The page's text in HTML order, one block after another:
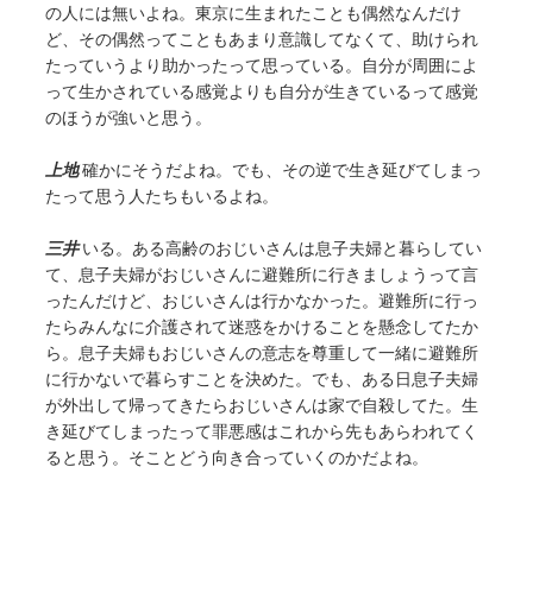
の人には無いよね。東京に生まれたことも偶然なんだけ
ど、その偶然ってこともあまり意識してなくて、助けられ
たっていうより助かったって思っている。自分が周囲によ
って生かされている感覚よりも自分が生きているって感覚
のほうが強いと思う。
上地確かにそうだよね。でも、その逆で生き延びてしまっ
たって思う人たちもいるよね。
三井いる。ある高齢のおじいさんは息子夫婦と暮らしてい
て、息子夫婦がおじいさんに避難所に行きましょうって言
ったんだけど、おじいさんは行かなかった。避難所に行っ
たらみんなに介護されて迷惑をかけることを懸念してたか
ら。息子夫婦もおじいさんの意志を尊重して一緒に避難所
に行かないで暮らすことを決めた。でも、ある日息子夫婦
が外出して帰ってきたらおじいさんは家で自殺してた。生
き延びてしまったって罪悪感はこれから先もあらわれてく
ると思う。そことどう向き合っていくのかだよね。